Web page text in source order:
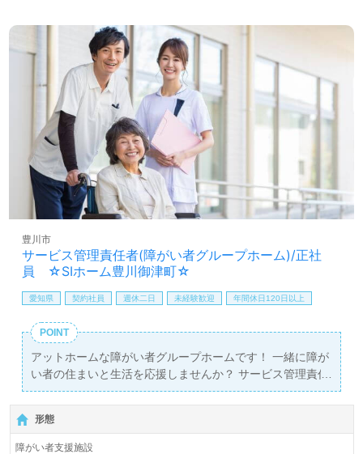
サービス管理責任者(障がい者グループホーム)/正社
員 ☆SIホーム豊川御津町☆
豊川市
愛知県 契約社員 週休二日 未経験歓迎 年間休日120日以上
POINT
アットホームな障がい者グループホームです！ 一緒に障が
い者の住まいと生活を応援しませんか？ サービス管理責任
者の資格を活かして働きたい方を大募集しています！
形態
障がい者支援施設